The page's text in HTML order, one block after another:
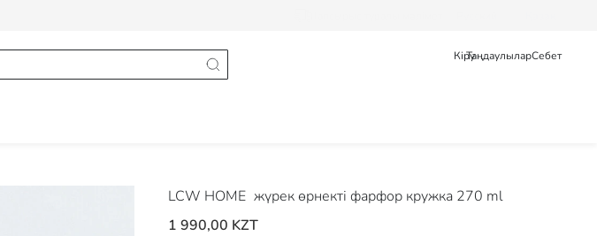
КіруТаңдаулыларСебет
LCW HOME жүрек өрнекті фарфор кружка 270 ml
1 990,00 KZT